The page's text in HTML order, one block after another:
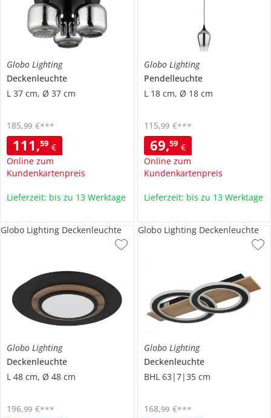
Globo Lighting
Deckenleuchte
L 37 cm, Ø 37 cm
111,59 €
Online zum
Kundenkartenpreis
185,99 €***
Lieferzeit: bis zu 13 Werktage
Globo Lighting
Pendelleuchte
L 18 cm, Ø 18 cm
69,59 €
Online zum
Kundenkartenpreis
115,99 €***
Lieferzeit: bis zu 13 Werktage
Globo Lighting
Deckenleuchte
L 48 cm, Ø 48 cm
196,99 €***
Globo Lighting Deckenleuchte
Globo Lighting
Deckenleuchte
BHL 63|7|35 cm
168,99 €***
Globo Lighting Deckenleuchte